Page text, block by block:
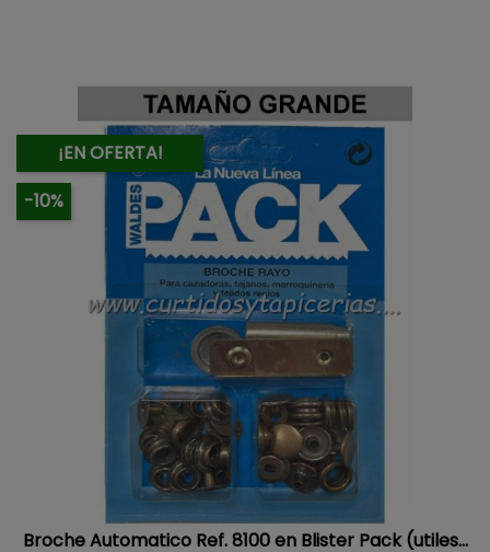
¡EN OFERTA!
-10%
Broche Automatico Ref. 8100 en Blister Pack (utiles...